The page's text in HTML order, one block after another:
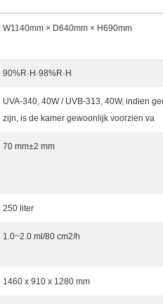
W1140mm × D640mm × H690mm
90%R·H·98%R·H
UVA-340, 40W / UVB-313, 40W, indien
zijn, is de kamer gewoonlijk voorzien va
70 mm±2 mm
250 liter
1.0~2.0 ml/80 cm2/h
1460 x 910 x 1280 mm